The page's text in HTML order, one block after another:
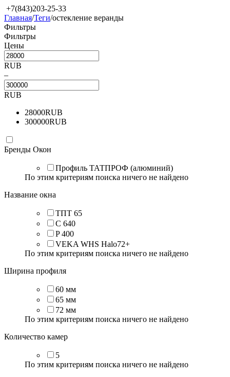
+7(843)203-25-33
Главная/Теги/остекление веранды
Фильтры
Фильтры
Цены
RUB
–
RUB
28000RUB
300000RUB
Бренды Окон
Профиль ТАТПРОФ (алюминий)
По этим критериям поиска ничего не найдено
Название окна
ТПТ 65
C 640
P 400
VEKA WHS Halo72+
По этим критериям поиска ничего не найдено
Ширина профиля
60 мм
65 мм
72 мм
По этим критериям поиска ничего не найдено
Количество камер
5
По этим критериям поиска ничего не найдено